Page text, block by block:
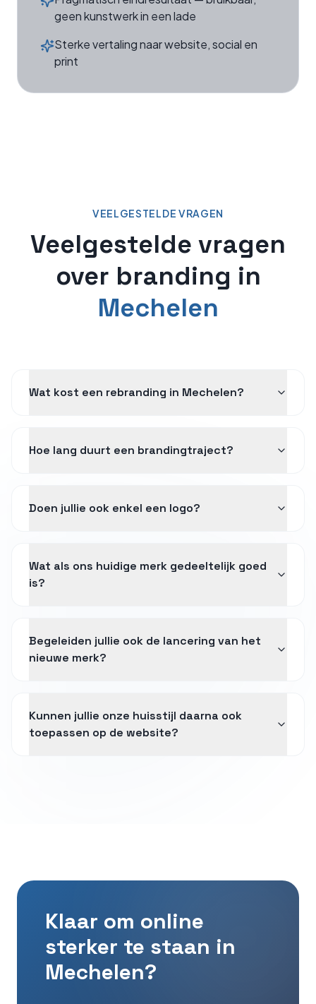
geen kunstwerk in een lade
Sterke vertaling naar website, social en
print
VEELGESTELDE VRAGEN
Veelgestelde vragen
over branding in
Mechelen
Wat kost een rebranding in Mechelen?
Hoe lang duurt een brandingtraject?
Doen jullie ook enkel een logo?
Wat als ons huidige merk gedeeltelijk goed
is?
Begeleiden jullie ook de lancering van het
nieuwe merk?
Kunnen jullie onze huisstijl daarna ook
toepassen op de website?
Klaar om online
sterker te staan in
Mechelen?